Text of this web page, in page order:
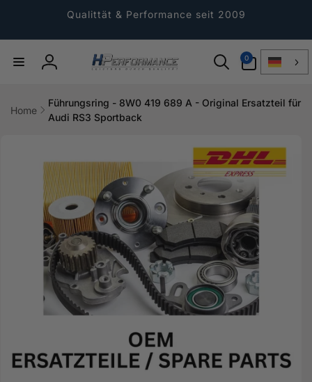
Qualittät & Performance seit 2009
Einloggen
0
Artikel
Home
Führungsring - 8W0 419 689 A - Original Ersatzteil für
Audi RS3 Sportback